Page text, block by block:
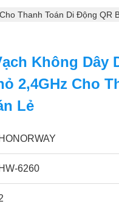
Thanh Toán Di Động QR
Không Dây
2,4GHz Cho
Lẻ
HONORWAY
HW-6260